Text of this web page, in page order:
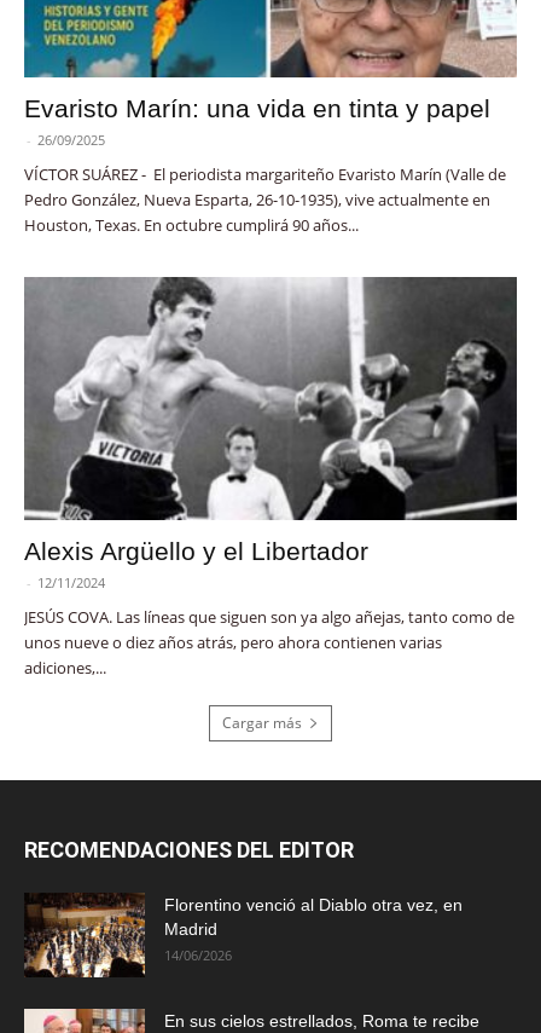
Evaristo Marín: una vida en tinta y papel
- 26/09/2025
VÍCTOR SUÁREZ - El periodista margariteño Evaristo Marín (Valle de
Pedro González, Nueva Esparta, 26-10-1935), vive actualmente en
Houston, Texas. En octubre cumplirá 90 años...
Alexis Argüello y el Libertador
- 12/11/2024
JESÚS COVA. Las líneas que siguen son ya algo añejas, tanto como de
unos nueve o diez años atrás, pero ahora contienen varias
adiciones,...
Cargar más
RECOMENDACIONES DEL EDITOR
Florentino venció al Diablo otra vez, en
Madrid
14/06/2026
En sus cielos estrellados, Roma te recibe